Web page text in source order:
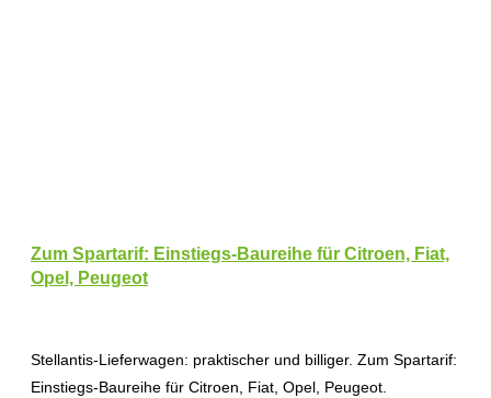
Zum Spartarif: Einstiegs-Baureihe für Citroen, Fiat,
Opel, Peugeot
Stellantis-Lieferwagen: praktischer und billiger. Zum Spartarif:
Einstiegs-Baureihe für Citroen, Fiat, Opel, Peugeot.